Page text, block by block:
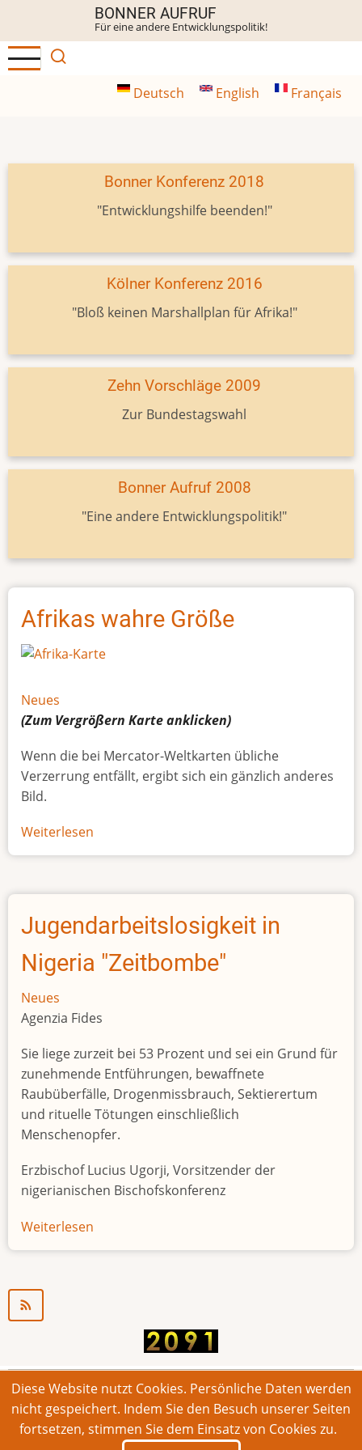
Inhalt
BONNER AUFRUF
Für eine andere Entwicklungspolitik!
Deutsch English Français
Bonner Konferenz 2018
"Entwicklungshilfe beenden!"
Kölner Konferenz 2016
"Bloß keinen Marshallplan für Afrika!"
Zehn Vorschläge 2009
Zur Bundestagswahl
Bonner Aufruf 2008
"Eine andere Entwicklungspolitik!"
Afrikas wahre Größe
Neues
(Zum Vergrößern Karteanklicken)
Wenn die bei Mercator-Weltkarten übliche
Verzerrung entfällt, ergibt sich ein gänzlich anderes
Bild.
Weiterlesen
Afrikas
Größe
Jugendarbeitslosigkeit in
Nigeria "Zeitbombe"
Neues
Agenzia Fides
Sie liege zurzeit bei 53 Prozent und sei ein Grund für
zunehmende Entführungen, bewaffnete
Raubüberfälle, Drogenmissbrauch, Sektierertum
und rituelle Tötungen einschließlich
Menschenopfer.
Erzbischof Lucius Ugorji, Vorsitzender der
nigerianischen Bischofskonferenz
Weiterlesen
Jugendarbeitslosigkeit
© 2026 Bonner Aufruf. Alle Rechte vorbehalten.
Footer
Impressum Kontakt Intern
Diese Website nutzt Cookies. Persönliche Daten werden
nicht gespeichert. Indem Sie den Besuch unserer Seiten
fortsetzen, stimmen Sie dem Einsatz von Cookies zu.